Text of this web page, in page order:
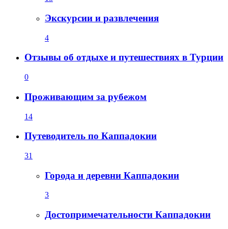
Экскурсии и развлечения
4
Отзывы об отдыхе и путешествиях в Турции
0
Проживающим за рубежом
14
Путеводитель по Каппадокии
31
Города и деревни Каппадокии
3
Достопримечательности Каппадокии